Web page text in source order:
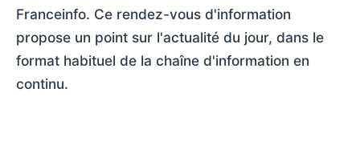
Franceinfo. Ce rendez-vous d'information
propose un point sur l'actualité du jour, dans le
format habituel de la chaîne d'information en
continu.